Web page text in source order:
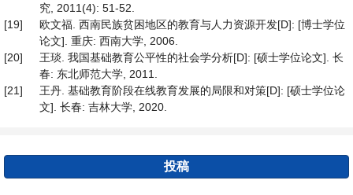
究, 2011(4): 51-52.
[19]
欧文福. 西南民族贫困地区的教育与人力资源开发[D]: [博士学位
论文]. 重庆: 西南大学, 2006.
[20]
王琰. 我国基础教育公平性的社会学分析[D]: [硕士学位论文]. 长
春: 东北师范大学, 2011.
[21]
王丹. 基础教育阶段在线教育发展的局限和对策[D]: [硕士学位论
文]. 长春: 吉林大学, 2020.
投稿